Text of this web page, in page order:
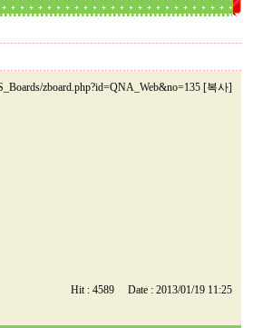
zboard.php?id=QNA_Web&no=135 [복사]
Hit : 4589 Date : 2013/01/19 11:25